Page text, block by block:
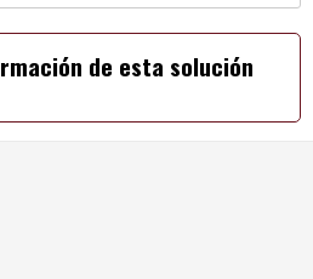
de esta solución